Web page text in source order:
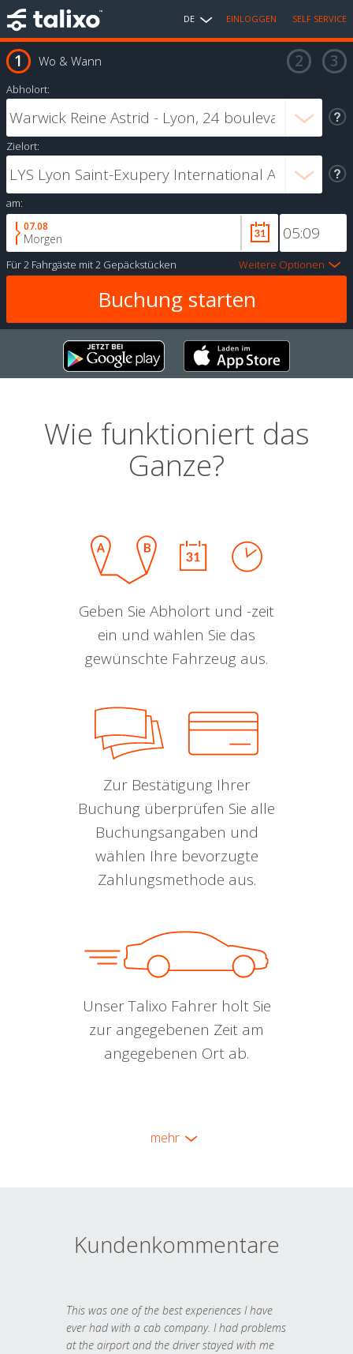
DE EINLOGGEN SELF SERVICE
Wo & Wann
Abholort:
Zielort:
am:
07.08
Morgen
Für2 Fahrgäste mit2 Gepäckstücken Weitere Optionen
Wie funktioniert das
Ganze?
Geben Sie Abholort und -zeit
ein und wählen Sie das
gewünschte Fahrzeug aus.
Zur Bestätigung Ihrer
Buchung überprüfen Sie alle
Buchungsangaben und
wählen Ihre bevorzugte
Zahlungsmethode aus.
Unser Talixo Fahrer holt Sie
zur angegebenen Zeit am
angegebenen Ort ab.
mehr
Kundenkommentare
This was one of the best experiences I have
ever had with a cab company. I had problems
at the airport and the driver stayed with me